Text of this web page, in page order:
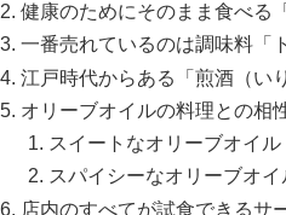
健康のためにそのまま食べる
一番売れているのは調味料「
江戸時代からある「煎酒（い
オリーブオイルの料理との相
スイートなオリーブオイル
スパイシーなオリーブオイ
店内のすべてが試食できるサ